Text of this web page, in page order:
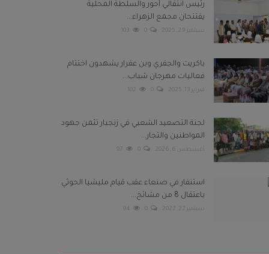
رئيس انتقالي أحور والسلطة المحلية
يفتتحان مجمع الزهراء...
سبتمبر 29, 2025 0
103
باكريت والجفري وبن عفرار يشهدون اختتام
فعاليات مهرجان شباب...
فبراير 13, 2025 0
102
لجنة التصعيد الشعبي في زنجبار تثمن جهود
المواطنين والتجار...
أغسطس 6, 2026 0
97
استنفار في صنعاء عقب قيام مليشيا الحوثي
باعتقال 8 من مشائخ...
سبتمبر 22, 2022 0
94